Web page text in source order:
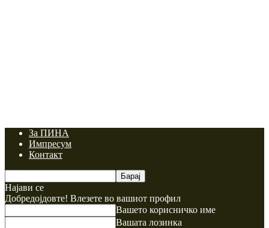
За ПИНА
Импресум
Контакт
Најави се
Добредојдовте! Влезете во вашиот профил
Вашето корисничко име
Вашата лозинка